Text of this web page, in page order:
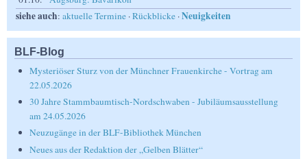
siehe auch: aktuelle Termine ·Rückblicke ·Neuigkeiten
BLF-Blog
Mysteriöser Sturz von der Münchner Frauenkirche - Vortrag am
22.05.2026
30 Jahre Stammbaumtisch-Nordschwaben - Jubiläumsausstellung
am 24.05.2026
Neuzugänge in der BLF-Bibliothek München
Neues aus der Redaktion der „Gelben Blätter“